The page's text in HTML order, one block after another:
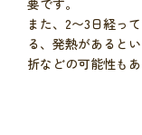
また、2〜3日経っ
る、発熱があると
折などの可能性も